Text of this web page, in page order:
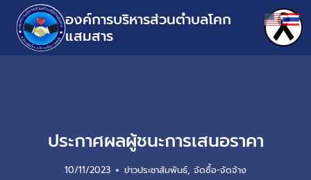
องค์การบริหารส่วนตำบลโคก
แสมสาร
ประกาศผลผู้ชนะการเสนอราคา
10/11/2023 ข่าวประชาสัมพันธ์, จัดซื้อ-จัดจ้าง